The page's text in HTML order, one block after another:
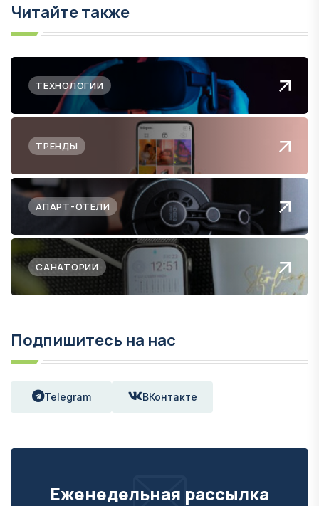
Читайте также
ТЕХНОЛОГИИ
ТРЕНДЫ
АПАРТ-ОТЕЛИ
САНАТОРИИ
Подпишитесь на нас
Telegram ВКонтакте
Еженедельная рассылка